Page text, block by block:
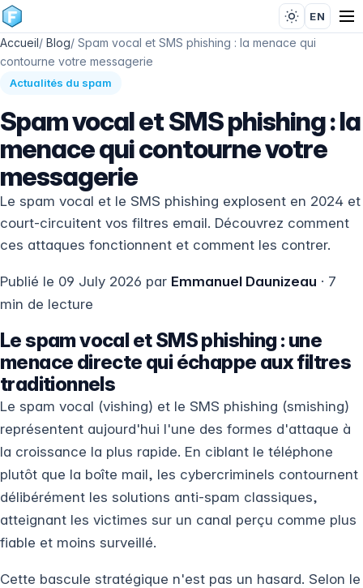
EN
Accueil/ Blog/ Spam vocal et SMS phishing : la menace qui
contourne votre messagerie
Actualités du spam
Spam vocal et SMS phishing : la
menace qui contourne votre
messagerie
Le spam vocal et le SMS phishing explosent en 2024 et
court-circuitent vos filtres email. Découvrez comment
ces attaques fonctionnent et comment les contrer.
Publié le 09 July 2026 par Emmanuel Daunizeau · 7
min de lecture
Le spam vocal et SMS phishing : une
menace directe qui échappe aux filtres
traditionnels
Le spam vocal (vishing) et le SMS phishing (smishing)
représentent aujourd'hui l'une des formes d'attaque à
la croissance la plus rapide. En ciblant le téléphone
plutôt que la boîte mail, les cybercriminels contournent
délibérément les solutions anti-spam classiques,
atteignant les victimes sur un canal perçu comme plus
fiable et moins surveillé.
Cette bascule stratégique n'est pas un hasard. Selon le